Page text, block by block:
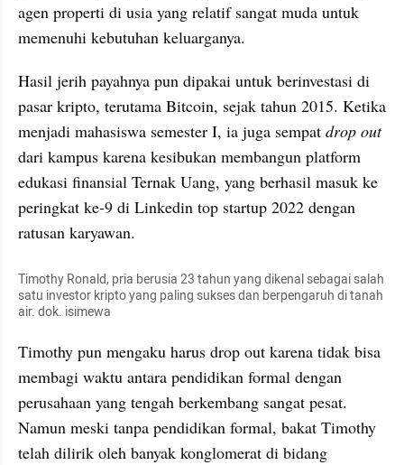
agen properti di usia yang relatif sangat muda untuk
memenuhi kebutuhan keluarganya.
Hasil jerih payahnya pun dipakai untuk berinvestasi di
pasar kripto, terutama Bitcoin, sejak tahun 2015. Ketika
menjadi mahasiswa semester I, ia juga sempat drop out
dari kampus karena kesibukan membangun platform
edukasi finansial Ternak Uang, yang berhasil masuk ke
peringkat ke-9 di Linkedin top startup 2022 dengan
ratusan karyawan.
Timothy Ronald, pria berusia 23 tahun yang dikenal sebagai salah
satu investor kripto yang paling sukses dan berpengaruh di tanah
air. dok. isimewa
Timothy pun mengaku harus drop out karena tidak bisa
membagi waktu antara pendidikan formal dengan
perusahaan yang tengah berkembang sangat pesat.
Namun meski tanpa pendidikan formal, bakat Timothy
telah dilirik oleh banyak konglomerat di bidang